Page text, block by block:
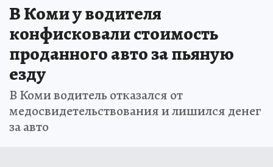
В Коми у водителя
конфисковали стоимость
проданного авто за пьяную
езду
В Коми водитель отказался от
медосвидетельствования и лишился денег
за авто